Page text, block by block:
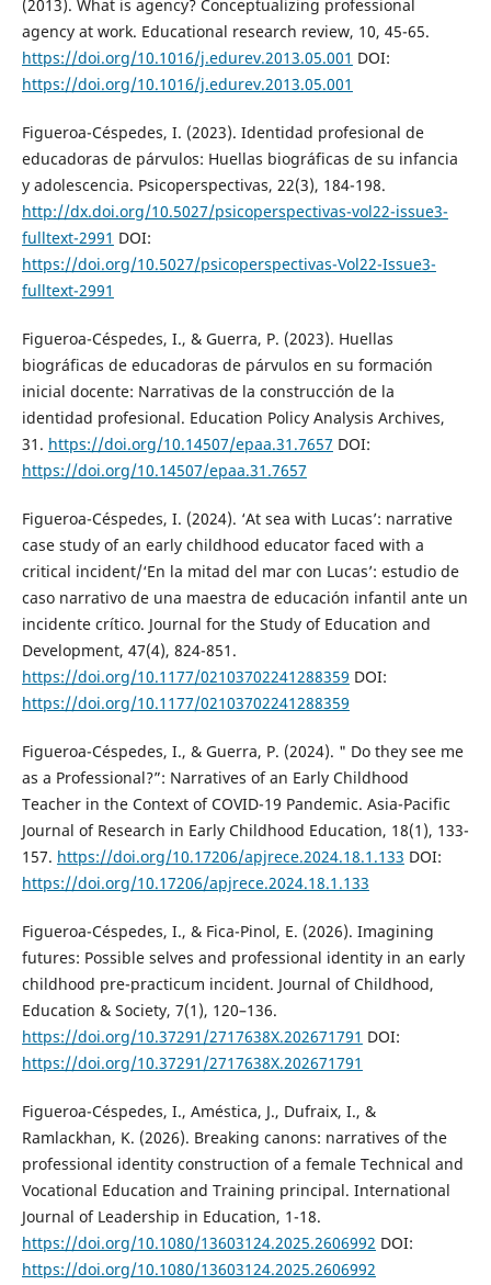
(2013). What is agency? Conceptualizing professional
agency at work. Educational research review, 10, 45-65.
https://doi.org/10.1016/j.edurev.2013.05.001 DOI:
https://doi.org/10.1016/j.edurev.2013.05.001
Figueroa-Céspedes, I. (2023). Identidad profesional de
educadoras de párvulos: Huellas biográficas de su infancia
y adolescencia. Psicoperspectivas, 22(3), 184-198.
http://dx.doi.org/10.5027/psicoperspectivas-vol22-issue3-
fulltext-2991 DOI:
https://doi.org/10.5027/psicoperspectivas-Vol22-Issue3-
fulltext-2991
Figueroa-Céspedes, I., & Guerra, P. (2023). Huellas
biográficas de educadoras de párvulos en su formación
inicial docente: Narrativas de la construcción de la
identidad profesional. Education Policy Analysis Archives,
31. https://doi.org/10.14507/epaa.31.7657 DOI:
https://doi.org/10.14507/epaa.31.7657
Figueroa-Céspedes, I. (2024). ‘At sea with Lucas’: narrative
case study of an early childhood educator faced with a
critical incident/‘En la mitad del mar con Lucas’: estudio de
caso narrativo de una maestra de educación infantil ante un
incidente crítico. Journal for the Study of Education and
Development, 47(4), 824-851.
https://doi.org/10.1177/02103702241288359 DOI:
https://doi.org/10.1177/02103702241288359
Figueroa-Céspedes, I., & Guerra, P. (2024). " Do they see me
as a Professional?”: Narratives of an Early Childhood
Teacher in the Context of COVID-19 Pandemic. Asia-Pacific
Journal of Research in Early Childhood Education, 18(1), 133-
157. https://doi.org/10.17206/apjrece.2024.18.1.133 DOI:
https://doi.org/10.17206/apjrece.2024.18.1.133
Figueroa-Céspedes, I., & Fica-Pinol, E. (2026). Imagining
futures: Possible selves and professional identity in an early
childhood pre-practicum incident. Journal of Childhood,
Education & Society, 7(1), 120–136.
https://doi.org/10.37291/2717638X.202671791 DOI:
https://doi.org/10.37291/2717638X.202671791
Figueroa-Céspedes, I., Améstica, J., Dufraix, I., &
Ramlackhan, K. (2026). Breaking canons: narratives of the
professional identity construction of a female Technical and
Vocational Education and Training principal. International
Journal of Leadership in Education, 1-18.
https://doi.org/10.1080/13603124.2025.2606992 DOI:
https://doi.org/10.1080/13603124.2025.2606992